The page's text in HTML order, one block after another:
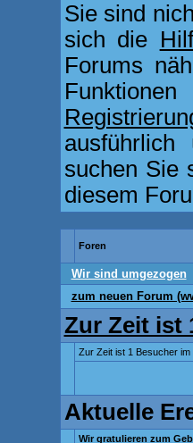
Sie sind
sich die
Forums
suchen Sie
diesem
Foren
Wir sind umgezogen
zum neuen Forum
Zur Zeit ist
Zur Zeit ist 1 Besucher im
Aktuelle
Wir gratulieren zum